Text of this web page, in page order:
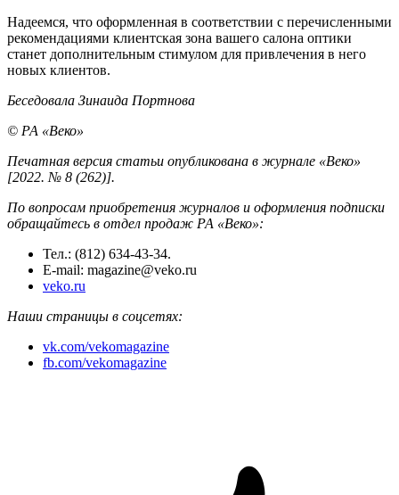
Надеемся, что оформленная в соответствии с перечисленными
рекомендациями клиентская зона вашего салона оптики
станет дополнительным стимулом для привлечения в него
новых клиентов.
Беседовала Зинаида Портнова
© РА «Веко»
Печатная версия статьи опубликована в журнале «Веко»
[2022. № 8 (262)].
По вопросам приобретения журналов и оформления подписки
обращайтесь в отдел продаж РА «Веко»:
Тел.: (812) 634-43-34.
E-mail: magazine@veko.ru
veko.ru
Наши страницы в соцсетях:
vk.com/vekomagazine
fb.com/vekomagazine